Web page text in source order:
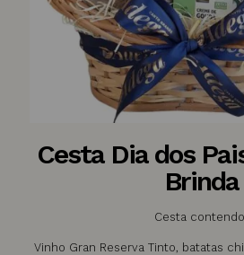
Cesta Dia dos
Brinda
Cesta
Vinho Gran Reserva Tinto, batatas